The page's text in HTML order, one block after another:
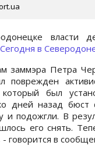
власти
Сегодня в
заммэра Петра
поврежден
был
дней назад бюст
и подожгли. В
его снять.
говорится в